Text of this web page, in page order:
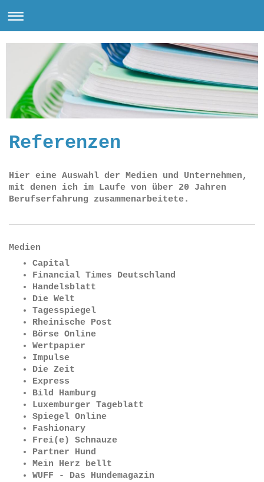
Referenzen
Hier eine Auswahl der Medien und Unternehmen,
mit denen ich im Laufe von über 20 Jahren
Berufserfahrung zusammenarbeitete.
Medien
Capital
Financial Times Deutschland
Handelsblatt
Die Welt
Tagesspiegel
Rheinische Post
Börse Online
Wertpapier
Impulse
Die Zeit
Express
Bild Hamburg
Luxemburger Tageblatt
Spiegel Online
Fashionary
Frei(e) Schnauze
Partner Hund
Mein Herz bellt
WUFF - Das Hundemagazin